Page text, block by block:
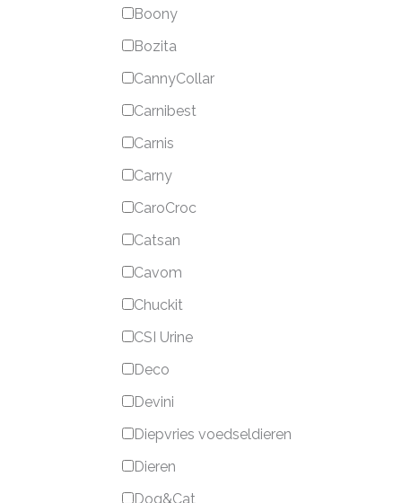
Boony
Bozita
CannyCollar
Carnibest
Carnis
Carny
CaroCroc
Catsan
Cavom
Chuckit
CSI Urine
Deco
Devini
Diepvries voedseldieren
Dieren
Dog&Cat